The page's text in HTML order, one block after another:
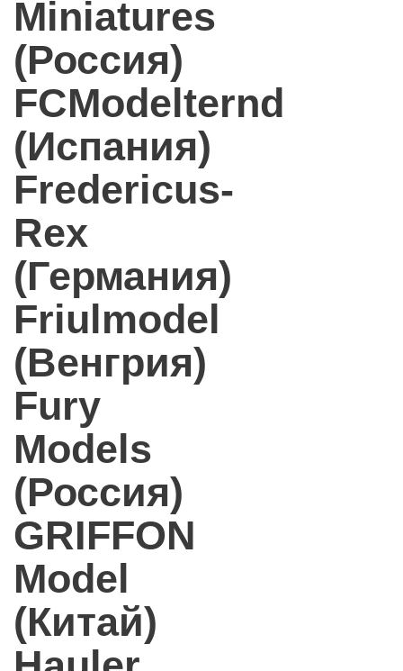
Miniatures
(Россия)
FCModelternd
(Испания)
Fredericus-
Rex
(Германия)
Friulmodel
(Венгрия)
Fury
Models
(Россия)
GRIFFON
Model
(Китай)